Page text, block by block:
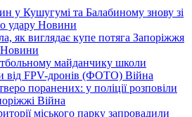
у Кушугумі та Балабиному знову зі
удару Новини
як виглядає купе потяга Запоріжжя
Новини
майданчику школи
від FPV-дронів (ФОТО) Війна
поранених: у поліції розповіли
Війна
міського парку запровадили